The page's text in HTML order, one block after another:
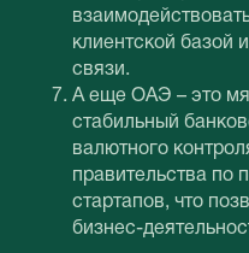
клиентской базой
связи.
А еще ОАЭ – это
стабильный
валютного
правительства по
стартапов, что
бизнес-